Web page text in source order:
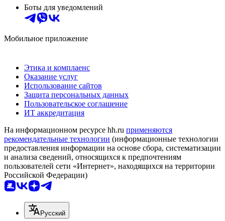
Боты для уведомлений
Мобильное приложение
Этика и комплаенс
Оказание услуг
Использование сайтов
Защита персональных данных
Пользовательское соглашение
ИТ аккредитация
На информационном ресурсе hh.ru применяются
рекомендательные технологии (информационные технологии
предоставления информации на основе сбора, систематизации
и анализа сведений, относящихся к предпочтениям
пользователей сети «Интернет», находящихся на территории
Российской Федерации)
Русский